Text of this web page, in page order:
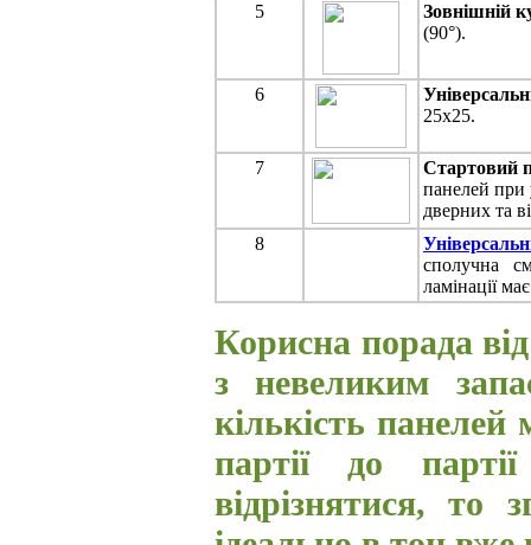
5
Зовнішній
(90°).
6
25х25.
7
Стартовий
панелей при
дверних та
8
сполучна
ламінації
Корисна порада
з невеликим
кількість панелей
партії до
відрізнятися, то